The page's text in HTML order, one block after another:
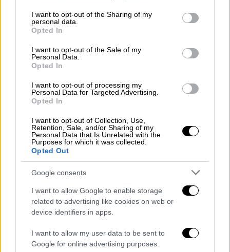
not limited to your visit or usage behaviour. You may click to
grant or deny consent to Google and its third-party tags to
use your data for below specified purposes in below Google
consent section.
I want to opt-out of the Sharing of my
personal data.
Opted In
I want to opt-out of the Sale of my
Personal Data.
Opted In
I want to opt-out of processing my
Personal Data for Targeted Advertising.
Opted In
I want to opt-out of Collection, Use,
Retention, Sale, and/or Sharing of my
Personal Data that Is Unrelated with the
Purposes for which it was collected.
Opted Out
Google consents
I want to allow Google to enable storage
related to advertising like cookies on web or
device identifiers in apps.
I want to allow my user data to be sent to
Google for online advertising purposes.
1.305.569.013,24 ευρώ σε 2.602.626
δικαιούχους για την πληρωμή κύριων και
επικουρικών συντάξεων Ιουνίου 2026,
στις28 Μαΐου
1.118.557.793,44 ευρώ σε 1.663.210
δικαιούχους για την πληρωμή κύριων και
επικουρικών συντάξεων Ιουνίου 2026,
3.030.000 ευρώ σε 8.250 δικαιούχους
για την πληρωμή προκαταβολών
συντάξεων ν. 4778/2021 Ιουνίου 2026,
από τις25 έως τις 29 Μαΐου, θα
καταβληθούν 13.000.000 ευρώ σε 700
δικαιούχους σε συνέχεια έκδοσης
αποφάσεων για εφάπαξ και
στις 29 Μαΐου, θα καταβληθούν
2.500.000 ευρώ σε 2.000 δικαιούχους
για την επιστροφή εισφορών μη